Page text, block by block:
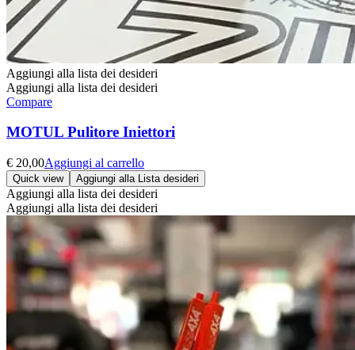
Aggiungi alla lista dei desideri
Aggiungi alla lista dei desideri
Compare
MOTUL Pulitore Iniettori
€ 20,00Aggiungi al carrello
Quick view Aggiungi alla Lista desideri
Aggiungi alla lista dei desideri
Aggiungi alla lista dei desideri